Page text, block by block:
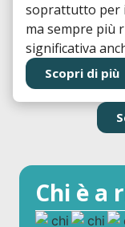
soprattutto per
ma sempre più
significativa
Scopri di più
Chi è a